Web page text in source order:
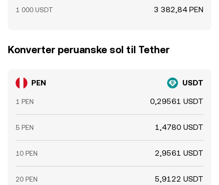
1 000 USDT 3 382,84 PEN
Konverter peruanske sol til Tether
PEN USDT
1 PEN 0,29561 USDT
5 PEN 1,4780 USDT
10 PEN 2,9561 USDT
20 PEN 5,9122 USDT